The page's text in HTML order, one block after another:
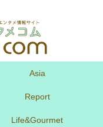
Asia
Report
Life&Gourmet